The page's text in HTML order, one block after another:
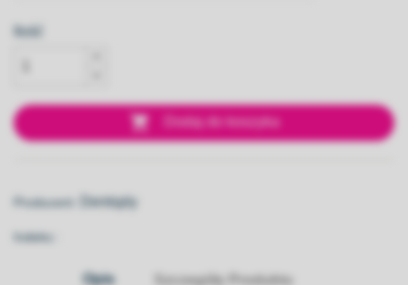
Ilość
 Dodaj do koszyka
Producent: Dentsply
Indeks::
Opis Szczegóły Produktu